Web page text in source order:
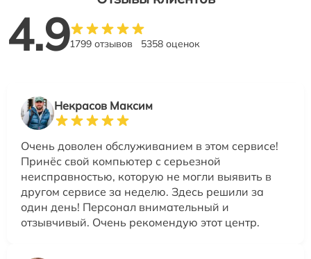
4.91799 отзывов 5358 оценок
Некрасов Максим
Очень доволен обслуживанием в этом сервисе!
Принёс свой компьютер с серьезной
неисправностью, которую не могли выявить в
другом сервисе за неделю. Здесь решили за
один день! Персонал внимательный и
отзывчивый. Очень рекомендую этот центр.